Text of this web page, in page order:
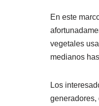
En este
vegetales
medianos
Los
generadores,